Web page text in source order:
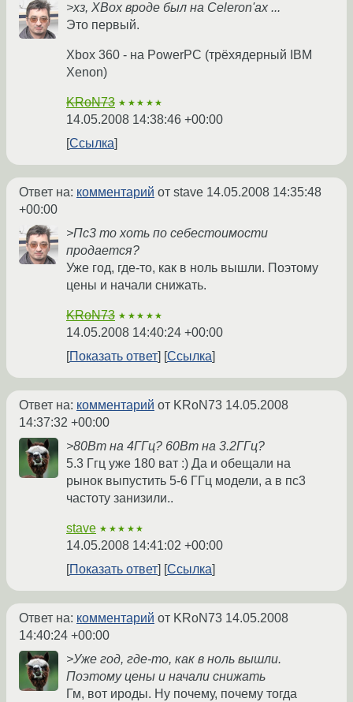
>хз, XBox вроде был на Celeron'ах ...
Это первый.
Xbox 360 - на PowerPC (трёхядерный IBM
Xenon)
KRoN73 ★★★★★
14.05.2008 14:38:46 +00:00
Ссылка
Ответ на: комментарий от stave 14.05.2008 14:35:48
+00:00
>Пс3 то хоть по себестоимости
продается?
Уже год, где-то, как в ноль вышли. Поэтому
цены и начали снижать.
KRoN73 ★★★★★
14.05.2008 14:40:24 +00:00
Показать ответ
Ссылка
Ответ на: комментарий от KRoN73 14.05.2008
14:37:32 +00:00
>80Вт на 4ГГц? 60Вт на 3.2ГГц?
5.3 Ггц уже 180 ват :) Да и обещали на
рынок выпустить 5-6 ГГц модели, а в пс3
частоту занизили..
stave ★★★★★
14.05.2008 14:41:02 +00:00
Показать ответ
Ссылка
Ответ на: комментарий от KRoN73 14.05.2008
14:40:24 +00:00
>Уже год, где-то, как в ноль вышли.
Поэтому цены и начали снижать
Гм, вот ироды. Ну почему, почему тогда